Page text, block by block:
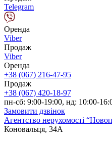
Telegram
Оренда
Viber
Продаж
Viber
Оренда
+38 (067) 216-47-95
Продаж
+38 (067) 420-18-97
пн-сб: 9:00-19:00, нд: 10:00-
Замовити дзвінок
Агентство нерухомості
Коновальця, 34А